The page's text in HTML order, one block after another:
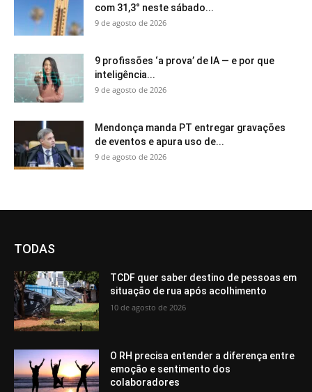
com 31,3° neste sábado...
9 de agosto de 2026
9 profissões ‘a prova’ de IA — e por que
inteligência...
9 de agosto de 2026
Mendonça manda PT entregar gravações
de eventos e apura uso de...
9 de agosto de 2026
TODAS
TCDF quer saber destino de pessoas em
situação de rua após acolhimento
10 de agosto de 2026
O RH precisa entender a diferença entre
emoção e sentimento dos
colaboradores